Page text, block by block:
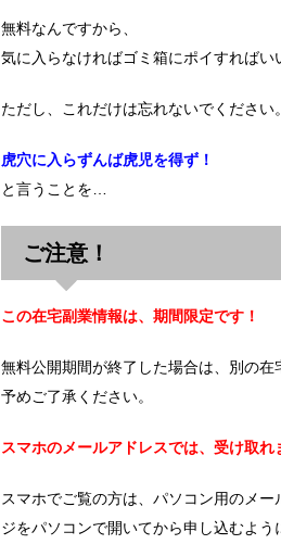
無料なんですから、
気に入らなければゴミ箱にポイすればい
ただし、これだけは忘れないでください。
虎穴に入らずんば虎児を得ず！
と言うことを…
ご注意！
この在宅副業情報は、期間限定です！
無料公開期間が終了した場合は、別の在
予めご了承ください。
スマホのメールアドレスでは、受け取れ
スマホでご覧の方は、パソコン用のメ
ジをパソコンで開いてから申し込むよう